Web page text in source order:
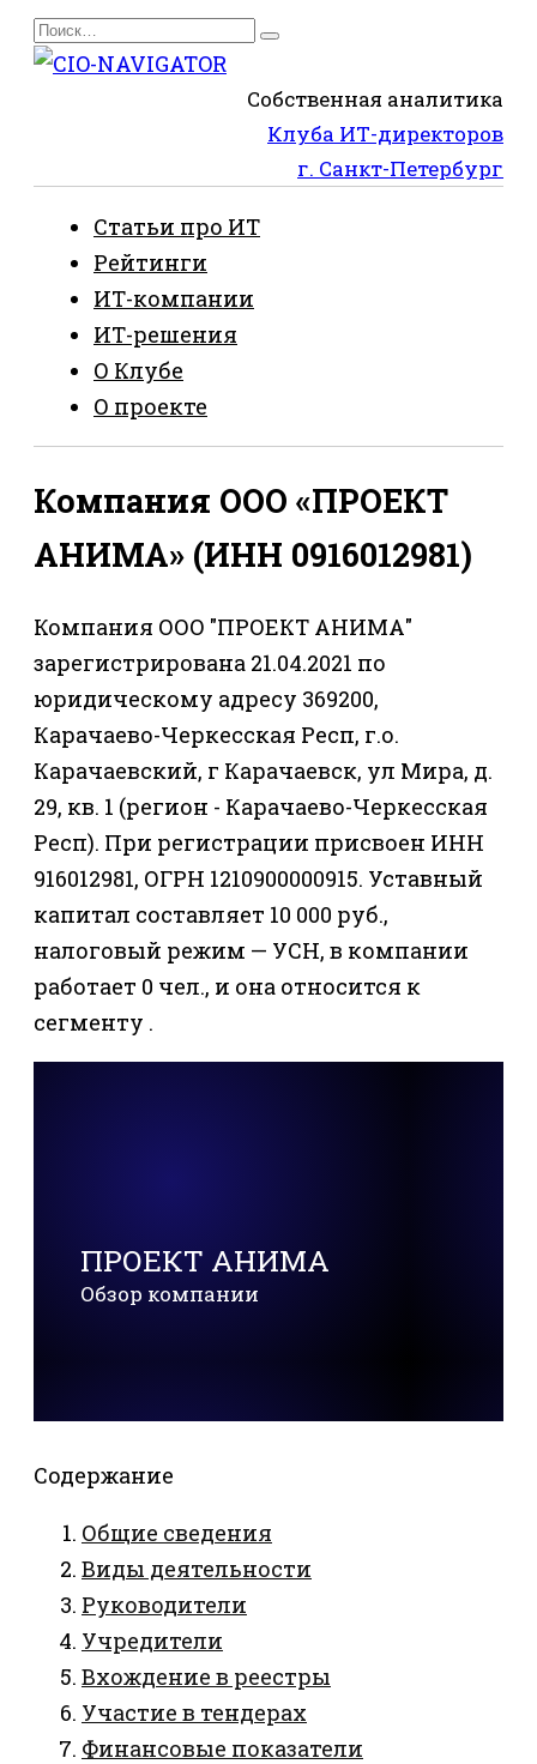
Перейти
к
Search
for:
Собственная аналитика
Клуба ИТ-директоров
г. Санкт-Петербург
Статьи про ИТ
Рейтинги
ИТ-компании
ИТ-решения
О Клубе
О проекте
Компания ООО «ПРОЕКТ
АНИМА» (ИНН 0916012981)
Компания ООО "ПРОЕКТ АНИМА"
зарегистрирована 21.04.2021 по
юридическому адресу 369200,
Карачаево-Черкесская Респ, г.о.
Карачаевский, г Карачаевск, ул Мира, д.
29, кв. 1 (регион - Карачаево-Черкесская
Респ). При регистрации присвоен ИНН
916012981, ОГРН 1210900000915. Уставный
капитал составляет 10 000 руб.,
налоговый режим — УСН, в компании
работает 0 чел., и она относится к
сегменту .
ПРОЕКТ АНИМА
Обзор компании
Содержание
Общие сведения
Виды деятельности
Руководители
Учредители
Вхождение в реестры
Участие в тендерах
Финансовые показатели